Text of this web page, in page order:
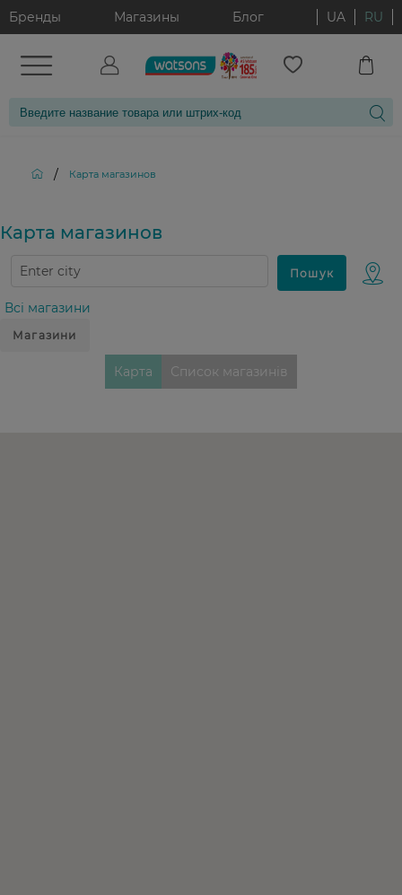
Бренды Магазины Блог UA RU
/ Карта магазинов
Карта магазинов
Всі магазини